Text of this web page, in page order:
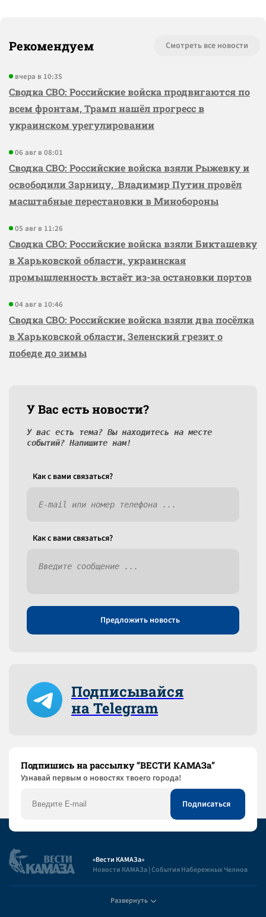
Рекомендуем Смотреть все новости
вчера в 10:35
Сводка СВО: Российские войска продвигаются по
всем фронтам, Трамп нашёл прогресс в
украинском урегулировании
06 авг в 08:01
Сводка СВО: Российские войска взяли Рыжевку и
освободили Зарницу, Владимир Путин провёл
масштабные перестановки в Минобороны
05 авг в 11:26
Сводка СВО: Российские войска взяли Бикташевку
в Харьковской области, украинская
промышленность встаёт из-за остановки портов
04 авг в 10:46
Сводка СВО: Российские войска взяли два посёлка
в Харьковской области, Зеленский грезит о
победе до зимы
У Вас есть новости?
У вас есть тема? Вы находитесь на месте
событий? Напишите нам!
Как c вами связаться?
Как c вами связаться?
Предложить новость
Подписывайся
на Telegram
Подпишись на рассылку “ВЕСТИ КАМАЗа”
Узнaвай первым о новостях твоего города!
«Вести КАМАЗа»
Новости КАМАЗа | События Набережных Челнов
Развернуть